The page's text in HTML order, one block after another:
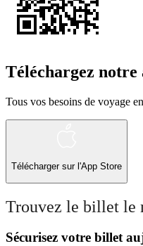
Téléchargez
Tous vos besoins de voyage
Télécharger sur l'App Store
Trouvez le billet le
Sécurisez votre billet